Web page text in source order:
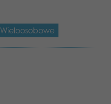
Wieloosobowe